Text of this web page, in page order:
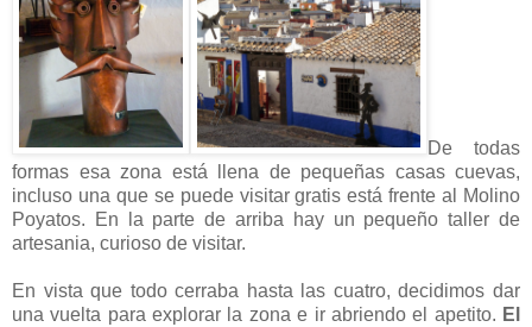
De todas
formas esa zona está llena de pequeñas casas cuevas,
incluso una que se puede visitar gratis está frente al Molino
Poyatos. En la parte de arriba hay un pequeño taller de
artesania, curioso de visitar.
En vista que todo cerraba hasta las cuatro, decidimos dar
una vuelta para explorar la zona e ir abriendo el apetito. El